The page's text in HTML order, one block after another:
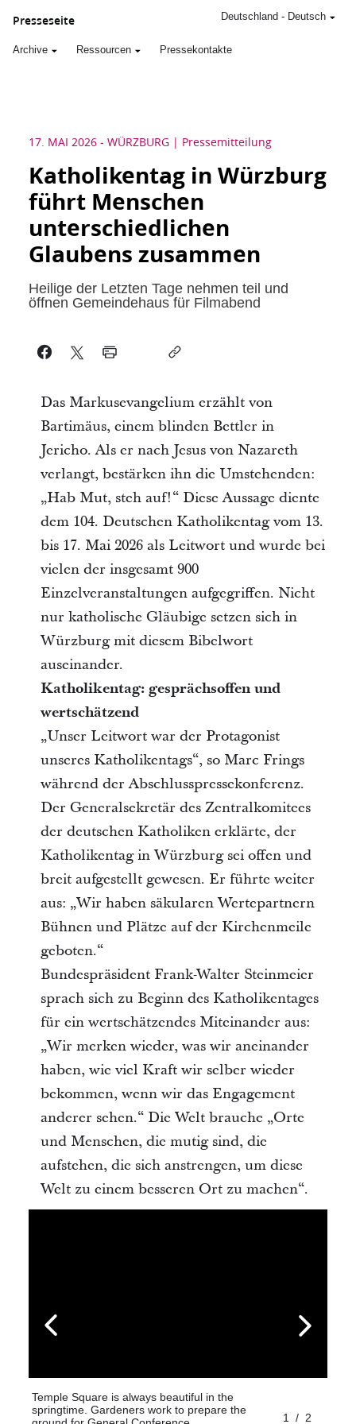
Presseseite
Archive Ressourcen Pressekontakte
Deutschland - Deutsch
17. MAI 2026 - WÜRZBURG Pressemitteilung
Katholikentag in Würzburg
führt Menschen
unterschiedlichen
Glaubens zusammen
Heilige der Letzten Tage nehmen teil und
öffnen Gemeindehaus für Filmabend
Das Markusevangelium erzählt von
Bartimäus, einem blinden Bettler in
Jericho. Als er nach Jesus von Nazareth
verlangt, bestärken ihn die Umstehenden:
„Hab Mut, steh auf!“ Diese Aussage diente
dem 104. Deutschen Katholikentag vom 13.
bis 17. Mai 2026 als Leitwort und wurde bei
vielen der insgesamt 900
Einzelveranstaltungen aufgegriffen. Nicht
nur katholische Gläubige setzen sich in
Würzburg mit diesem Bibelwort
auseinander.
Katholikentag: gesprächsoffen und
wertschätzend
„Unser Leitwort war der Protagonist
unseres Katholikentags“, so Marc Frings
während der Abschlusspressekonferenz.
Der Generalsekretär des Zentralkomitees
der deutschen Katholiken erklärte, der
Katholikentag in Würzburg sei offen und
breit aufgestellt gewesen. Er führte weiter
aus: „Wir haben säkularen Wertepartnern
Bühnen und Plätze auf der Kirchenmeile
geboten.“
Bundespräsident Frank-Walter Steinmeier
sprach sich zu Beginn des Katholikentages
für ein wertschätzendes Miteinander aus:
„Wir merken wieder, was wir aneinander
haben, wie viel Kraft wir selber wieder
bekommen, wenn wir das Engagement
anderer sehen.“ Die Welt brauche „Orte
und Menschen, die mutig sind, die
aufstehen, die sich anstrengen, um diese
Welt zu einem besseren Ort zu machen“.
Temple Square is always beautiful in the
springtime. Gardeners work to prepare the
1 / 2